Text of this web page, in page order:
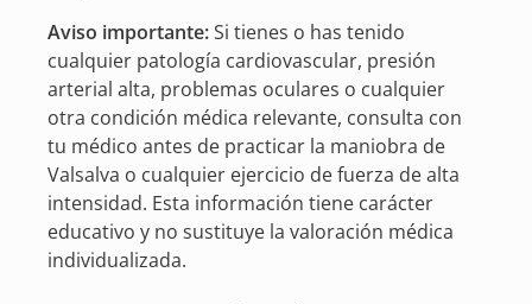
Aviso importante:Si tienes o has tenido
cualquier patología cardiovascular, presión
arterial alta, problemas oculares o cualquier
otra condición médica relevante, consulta con
tu médico antes de practicar la maniobra de
Valsalva o cualquier ejercicio de fuerza de alta
intensidad. Esta información tiene carácter
educativo y no sustituye la valoración médica
individualizada.